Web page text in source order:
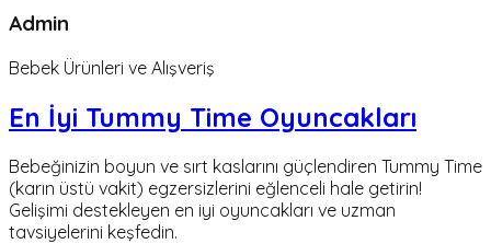
Admin
Bebek Ürünleri ve Alışveriş
En İyi Tummy Time Oyuncakları
Bebeğinizin boyun ve sırt kaslarını güçlendiren Tummy Time
(karın üstü vakit) egzersizlerini eğlenceli hale getirin!
Gelişimi destekleyen en iyi oyuncakları ve uzman
tavsiyelerini keşfedin.